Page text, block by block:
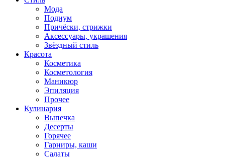
Мода
Подиум
Причёски, стрижки
Аксессуары, украшения
Звёздный стиль
Красота
Косметика
Косметология
Маникюр
Эпиляция
Прочее
Кулинария
Выпечка
Десерты
Горячее
Гарниры, каши
Салаты